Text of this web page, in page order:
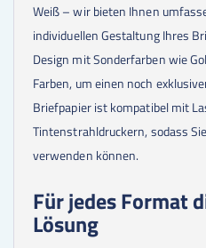
Weiß – wir bieten Ihnen
individuellen Gestaltung Ihres
Design mit Sonderfarben wie
Farben, um einen noch
Briefpapier ist kompatibel mit
Tintenstrahldruckern, sodass
verwenden können.
Für jedes Format
Lösung